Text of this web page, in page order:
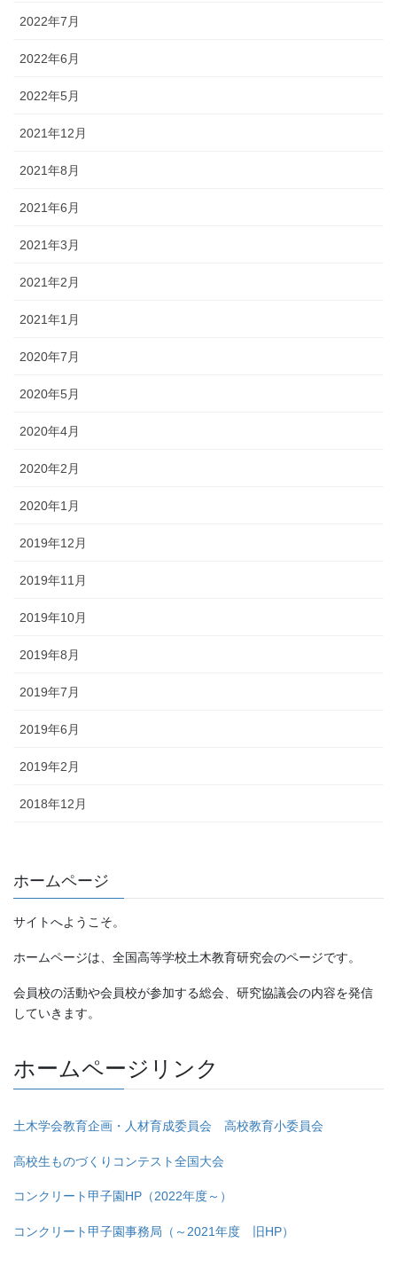
2022年7月
2022年6月
2022年5月
2021年12月
2021年8月
2021年6月
2021年3月
2021年2月
2021年1月
2020年7月
2020年5月
2020年4月
2020年2月
2020年1月
2019年12月
2019年11月
2019年10月
2019年8月
2019年7月
2019年6月
2019年2月
2018年12月
ホームページ
サイトへようこそ。
ホームページは、全国高等学校土木教育研究会のページです。
会員校の活動や会員校が参加する総会、研究協議会の内容を発信
していきます。
ホームページリンク
土木学会教育企画・人材育成委員会 高校教育小委員会
高校生ものづくりコンテスト全国大会
コンクリート甲子園HP（2022年度～）
コンクリート甲子園事務局（～2021年度 旧HP）